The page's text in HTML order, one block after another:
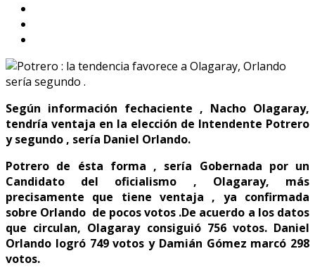
Según información fechaciente , Nacho Olagaray,
tendría ventaja en la elección de Intendente Potrero
y segundo , sería Daniel Orlando.
Potrero de ésta forma , sería Gobernada por un
Candidato del oficialismo , Olagaray, más
precisamente que tiene ventaja , ya confirmada
sobre Orlando de pocos votos .De acuerdo a los datos
que circulan, Olagaray consiguió 756 votos. Daniel
Orlando logró 749 votos y Damián Gómez marcó 298
votos.